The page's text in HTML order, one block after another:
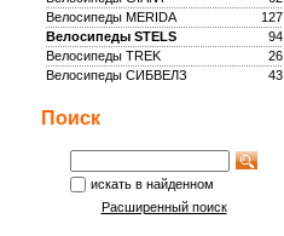
127
Велосипеды MERIDA
94
Велосипеды STELS
26
Велосипеды TREK
43
Велосипеды СИБВЕЛЗ
Поиск
искать в найденном
Расширенный поиск